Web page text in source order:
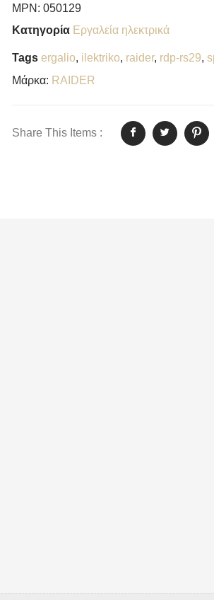
MPN: 050129
Κατηγορία Εργαλεία ηλεκτρικά
Tags ergalio, ilektriko, raider, rdp-rs29,
Μάρκα: RAIDER
Share This Items :